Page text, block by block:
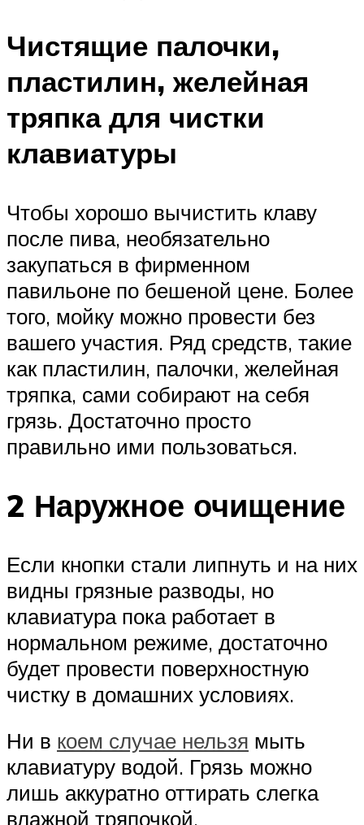
Чистящие палочки,
пластилин, желейная
тряпка для чистки
клавиатуры
Чтобы хорошо вычистить клаву
после пива, необязательно
закупаться в фирменном
павильоне по бешеной цене. Более
того, мойку можно провести без
вашего участия. Ряд средств, такие
как пластилин, палочки, желейная
тряпка, сами собирают на себя
грязь. Достаточно просто
правильно ими пользоваться.
2 Наружное очищение
Если кнопки стали липнуть и на них
видны грязные разводы, но
клавиатура пока работает в
нормальном режиме, достаточно
будет провести поверхностную
чистку в домашних условиях.
Ни в коем случае нельзя мыть
клавиатуру водой. Грязь можно
лишь аккуратно оттирать слегка
влажной тряпочкой.